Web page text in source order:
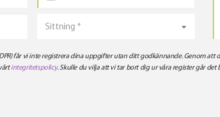
Sittning *
får vi inte registrera dina uppgifter utan ditt godkännande. Genom
integritetspolicy. Skulle du vilja att vi tar bort dig ur våra register går det